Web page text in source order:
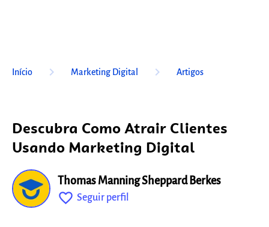
Início keyboard_arrow_right Marketing Digital keyboard_arrow_right Artigos
Descubra Como Atrair Clientes
Usando Marketing Digital
Thomas Manning Sheppard Berkes
favorite_outline Seguir perfil